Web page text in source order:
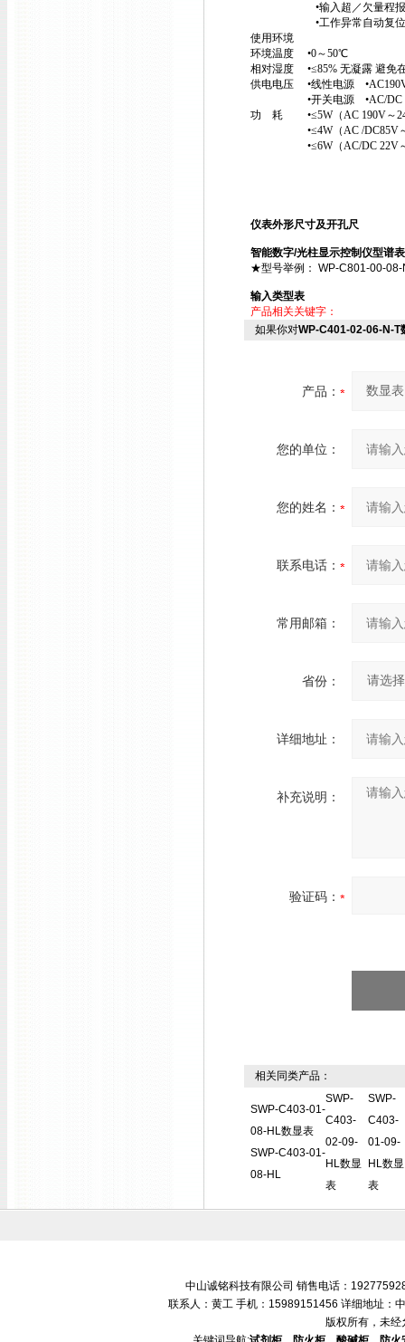
•输入超／欠量程报
•工作异常自动复位
使用环境
环境温度 •0～50℃
相对湿度 •≤85% 无凝露 避免
供电电压 •线性电源
•开关电源 •AC/DC 90V
功 耗 •≤5W（AC 190V～
•≤4W（AC /DC85V～
•≤6W（AC/DC 22V～
仪表外形尺寸及开孔尺
智能数字/光柱显示控制仪型谱表
★型号举例： WP-C801-00-
输入类型表
产品相关关键字：
如果你对WP-C401-02-06-N-T
产品：
您的单位：
您的姓名：
联系电话：
常用邮箱：
省份：
详细地址：
补充说明：
验证码：
相关同类产品：
SWP-C403-01-
08-HL数显表
SWP-C403-01-
08-HL
SWP-
C403-
02-09-
HL数显
表
SWP-
C403-
01-09-
HL数显
表
中山诚铭科技有限公司 销售电话：
联系人：黄工 手机：15989151456 详细地址：
版权所有，未经